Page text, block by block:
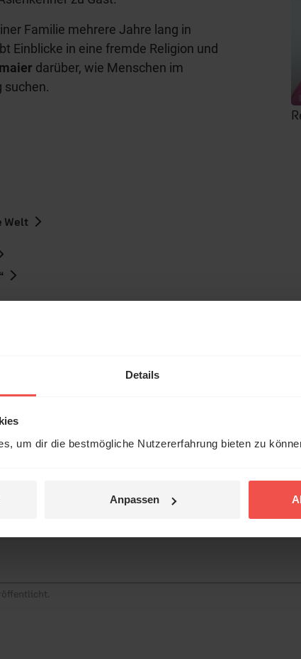
Details
um dir die bestmögliche Nutzererfahrung bieten zu
Anpassen
Familie mehrere Jahre lang in
Einblicke in eine fremde Religion und
darüber, wie Menschen im
suchen.
Welt
unsere Hörerinnen
mit Gott ...
Geschichten